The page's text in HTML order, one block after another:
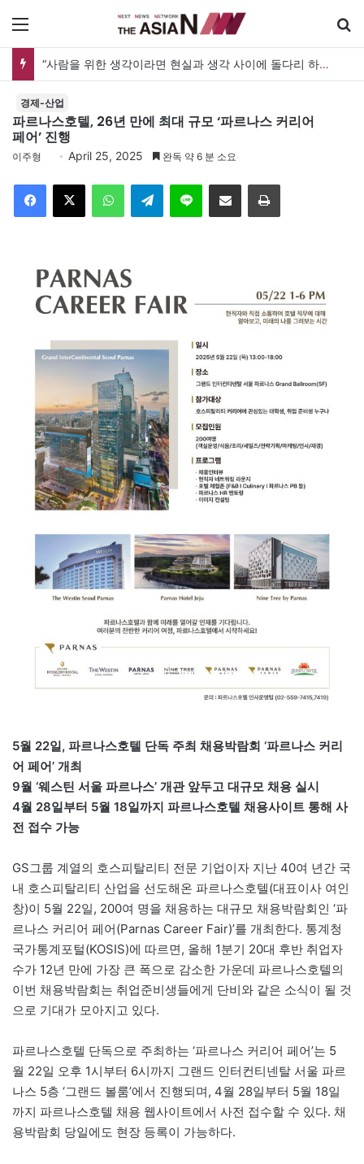
메뉴
“사람을 위한 생각이라면 현실과 생각 사이에 돌다리 하나는 놓아야 하지 않을까”
경제-산업
파르나스호텔, 26년 만에 최대 규모 ‘파르나스 커리어
페어’ 진행
이주형 April 25, 2025 완독 약 6 분 소요
Facebook
X WhatsAppTelegramLine 이메일 인쇄
5월 22일, 파르나스호텔 단독 주최 채용박람회 ‘파르나스 커리
어 페어’ 개최
9월 ‘웨스틴 서울 파르나스’ 개관 앞두고 대규모 채용 실시
4월 28일부터 5월 18일까지 파르나스호텔 채용사이트 통해 사
전 접수 가능
GS그룹 계열의 호스피탈리티 전문 기업이자 지난 40여 년간 국
내 호스피탈리티 산업을 선도해온 파르나스호텔(대표이사 여인
창)이 5월 22일, 200여 명을 채용하는 대규모 채용박람회인 ‘파
르나스 커리어 페어(Parnas Career Fair)’를 개최한다. 통계청
국가통계포털(KOSIS)에 따르면, 올해 1분기 20대 후반 취업자
수가 12년 만에 가장 큰 폭으로 감소한 가운데 파르나스호텔의
이번 채용박람회는 취업준비생들에게 단비와 같은 소식이 될 것
으로 기대가 모아지고 있다.
파르나스호텔 단독으로 주최하는 ‘파르나스 커리어 페어’는 5
월 22일 오후 1시부터 6시까지 그랜드 인터컨티넨탈 서울 파르
나스 5층 ‘그랜드 볼룸’에서 진행되며, 4월 28일부터 5월 18일
까지 파르나스호텔 채용 웹사이트에서 사전 접수할 수 있다. 채
용박람회 당일에도 현장 등록이 가능하다.